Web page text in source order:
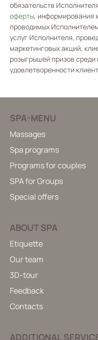
обязательств
оферты, информирования
проводимых
услуг Исполнителя,
маркетинговых акций,
розыгрышей призов среди
удовлетворенности
SPA-MENU
Massages
Spa programs
Programs for couples
SPA for Groups
Special offers
ABOUT SPA
Etiquette
Our team
3D-tour
Feedback
Contacts
ADDITIONAL